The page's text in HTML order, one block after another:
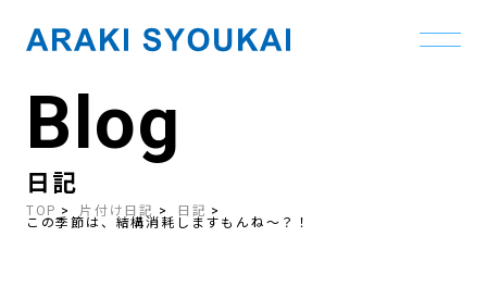
contentBlog
日記
TOP 片付け日記 日記
この季節は、結構消耗しますもんね～？！